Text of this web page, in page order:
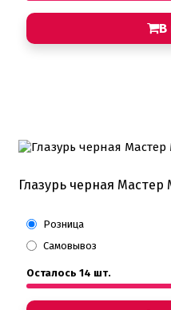
В
Глазурь черная
Розница
Самовывоз
Осталось 14 шт.